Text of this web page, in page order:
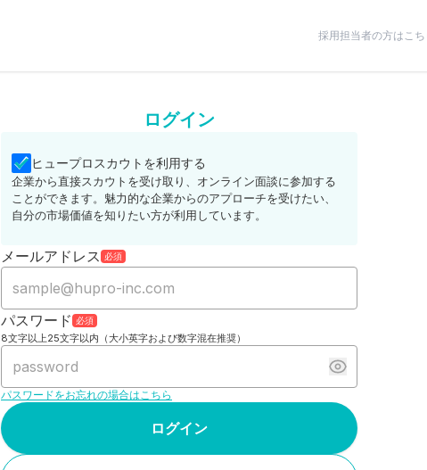
採用担当者の方はこち
ログイン
ヒュープロスカウトを利用する
企業から直接スカウトを受け取り、オンライン面談に参加する
ことができます。魅力的な企業からのアプローチを受けたい、
自分の市場価値を知りたい方が利用しています。
メールアドレス 必須
パスワード 必須
8文字以上25文字以内（大小英字および数字混在推奨）
パスワードをお忘れの場合はこちら
ログイン